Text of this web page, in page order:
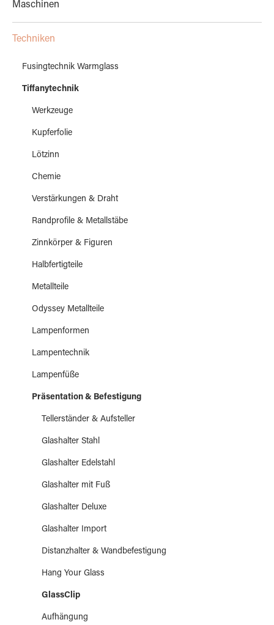
Maschinen
Techniken
Fusingtechnik Warmglass
Tiffanytechnik
Werkzeuge
Kupferfolie
Lötzinn
Chemie
Verstärkungen & Draht
Randprofile & Metallstäbe
Zinnkörper & Figuren
Halbfertigteile
Metallteile
Odyssey Metallteile
Lampenformen
Lampentechnik
Lampenfüße
Präsentation & Befestigung
Tellerständer & Aufsteller
Glashalter Stahl
Glashalter Edelstahl
Glashalter mit Fuß
Glashalter Deluxe
Glashalter Import
Distanzhalter & Wandbefestigung
Hang Your Glass
GlassClip
Aufhängung